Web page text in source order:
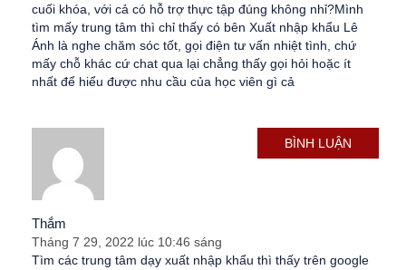
cuối khóa, với cả có hỗ trợ thực tập đúng không nhỉ?Mình
tìm mấy trung tâm thì chỉ thấy có bên Xuất nhập khẩu Lê
Ánh là nghe chăm sóc tốt, gọi điện tư vấn nhiệt tình, chứ
mấy chỗ khác cứ chat qua lại chẳng thấy gọi hỏi hoặc ít
nhất để hiểu được nhu cầu của học viên gì cả
Thắm
Tháng 7 29, 2022 lúc 10:46 sáng
Tìm các trung tâm dạy xuất nhập khẩu thì thấy trên google
BÌNH LUẬN